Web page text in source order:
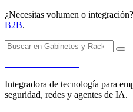
¿Necesitas volumen o
B2B.
Integradora de tecnología para
seguridad, redes y agentes de IA.